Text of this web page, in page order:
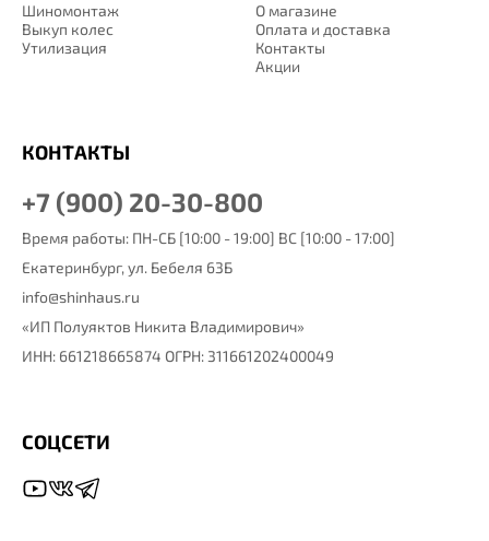
О магазине
Оплата и доставка
Контакты
Акции
Шиномонтаж
Выкуп колес
Утилизация
КОНТАКТЫ
+7 (900) 20-30-800
Время работы: ПН-СБ [10:00 - 19:00] ВС [10:00 - 17:00]
Екатеринбург, ул. Бебеля 63Б
info@shinhaus.ru
«ИП Полуяктов Никита Владимирович»
ИНН: 661218665874 ОГРН: 311661202400049
СОЦСЕТИ